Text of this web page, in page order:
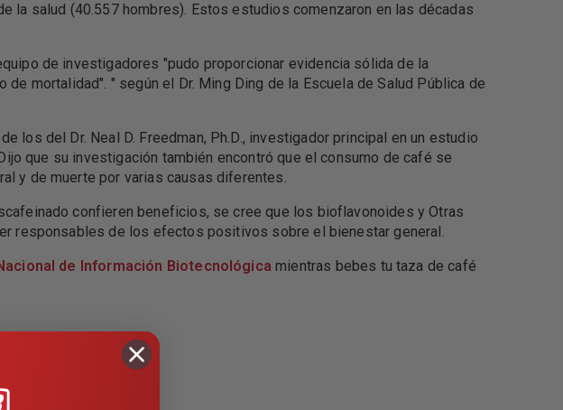
la salud (40.557 hombres). Estos estudios comenzaron en las décadas
de investigadores "pudo proporcionar evidencia sólida de la
mortalidad". " según el Dr. Ming Ding de la Escuela de Salud Pública de
los del Dr. Neal D. Freedman, Ph.D., investigador principal en un estudio
que su investigación también encontró que el consumo de café se
y de muerte por varias causas diferentes.
confieren beneficios, se cree que los bioflavonoides y Otras
responsables de los efectos positivos sobre el bienestar general.
de Información Biotecnológica mientras bebes tu taza de café